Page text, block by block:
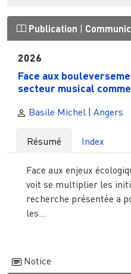
Publication
2026
Face aux
secteur musical
Basile Michel | Angers
Résumé Index
Face aux enjeux
voit se multiplier les
recherche présentée a
les...
Notice